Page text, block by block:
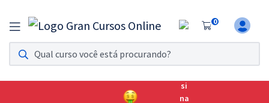
0
Assinatura Ilimitada 11
Acesso a todos os cursos. Teste grátis por 7 dias!
Assinatura OAB Até Passar